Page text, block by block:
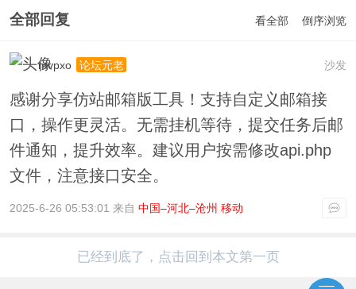
全部回复 看全部 倒序浏览
沙发
mvpxo 论坛元老
感谢分享仿站邮箱版工具！支持自定义邮箱接
口，操作更灵活。无需挂机等待，提交任务后邮
件通知，提升效率。建议用户按需修改api.php
文件，注意接口安全。
2025-6-26 05:53:01 来自 中国–河北–沧州 移动
已经到底了，点击回到本文第一页